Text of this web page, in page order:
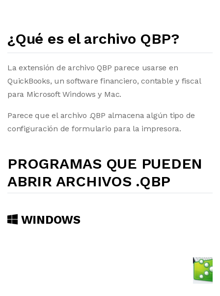
¿Qué es el archivo QBP?
La extensión de archivo QBP parece usarse en
QuickBooks, un software financiero, contable y fiscal
para Microsoft Windows y Mac.
Parece que el archivo .QBP almacena algún tipo de
configuración de formulario para la impresora.
PROGRAMAS QUE PUEDEN
ABRIR ARCHIVOS .QBP
WINDOWS